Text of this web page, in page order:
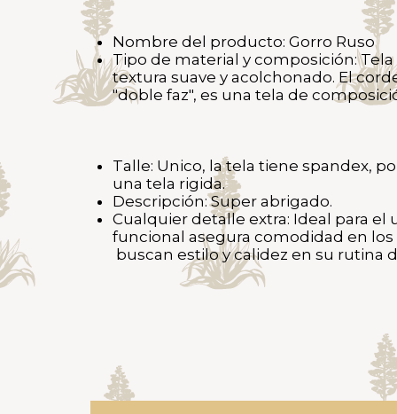
Nombre del producto: Gorro Ruso
Tipo de material y composición:
textura suave y acolchonado. El
"doble faz", es una tela de
Talle: Unico, la tela tiene spandex,
una tela rigida.
Descripción: Super abrigado.
Cualquier detalle extra: Ideal para el
funcional asegura comodidad en
buscan estilo y calidez en su rutina